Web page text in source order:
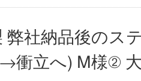
弊社納品後のス
衝立へ) M様②